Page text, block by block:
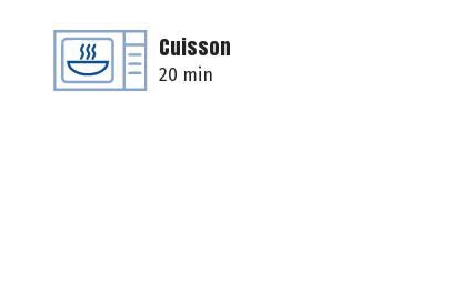
Cuisson
20 min